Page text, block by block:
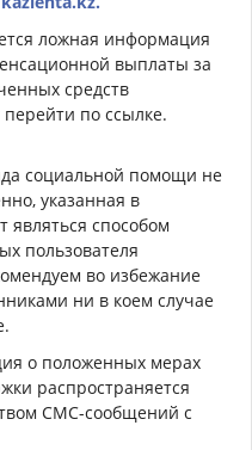
ложная информация
выплаты за
средств
по ссылке.
социальной помощи не
указанная в
способом
пользователя
во избежание
ни в коем случае
о положенных мерах
распространяется
СМС-сообщений с